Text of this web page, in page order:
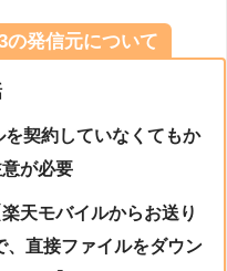
の発信元について
契約していなくてもか
が必要
天モバイルからお送り
直接ファイルをダウン